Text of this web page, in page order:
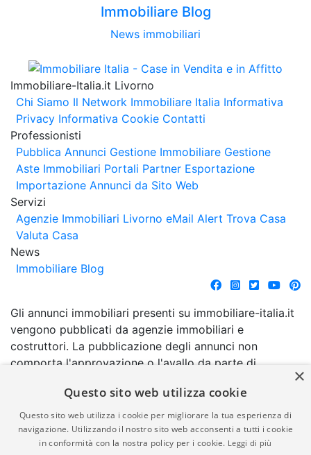
Immobiliare Blog
News immobiliari
Immobiliare-Italia.it Livorno
Chi Siamo Il Network Immobiliare Italia Informativa
Privacy Informativa Cookie Contatti
Professionisti
Pubblica Annunci Gestione Immobiliare Gestione
Aste Immobiliari Portali Partner Esportazione
Importazione Annunci da Sito Web
Servizi
Agenzie Immobiliari Livorno eMail Alert Trova Casa
Valuta Casa
News
Immobiliare Blog
Gli annunci immobiliari presenti su immobiliare-italia.it
vengono pubblicati da agenzie immobiliari e
costruttori. La pubblicazione degli annunci non
comporta l'approvazione o l'avallo da parte di
garanzia da parte di quest'ultima. immobiliare-italia.it
quindi non è responsabile della veridicità, della
correttezza, della completezza, della normativa in
materia di privacy e/o di alcun altro aspetto dei
×
Questo sito web utilizza cookie
Questo sito web utilizza i cookie per migliorare la tua esperienza di
navigazione. Utilizzando il nostro sito web acconsenti a tutti i cookie
in conformità con la nostra policy per i cookie. Leggi di più